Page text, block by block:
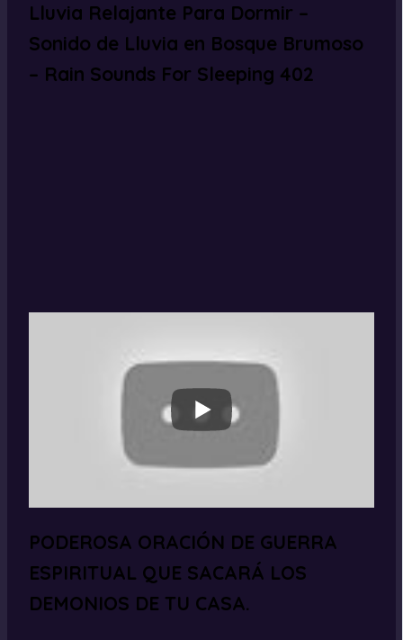
Lluvia Relajante Para Dormir –
Sonido de Lluvia en Bosque Brumoso
– Rain Sounds For Sleeping 402
PODEROSA ORACIÓN DE GUERRA
ESPIRITUAL QUE SACARÁ LOS
DEMONIOS DE TU CASA.